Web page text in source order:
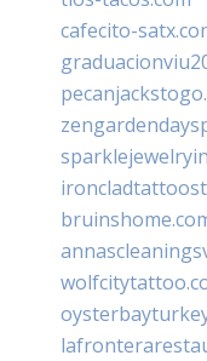
cafecito-